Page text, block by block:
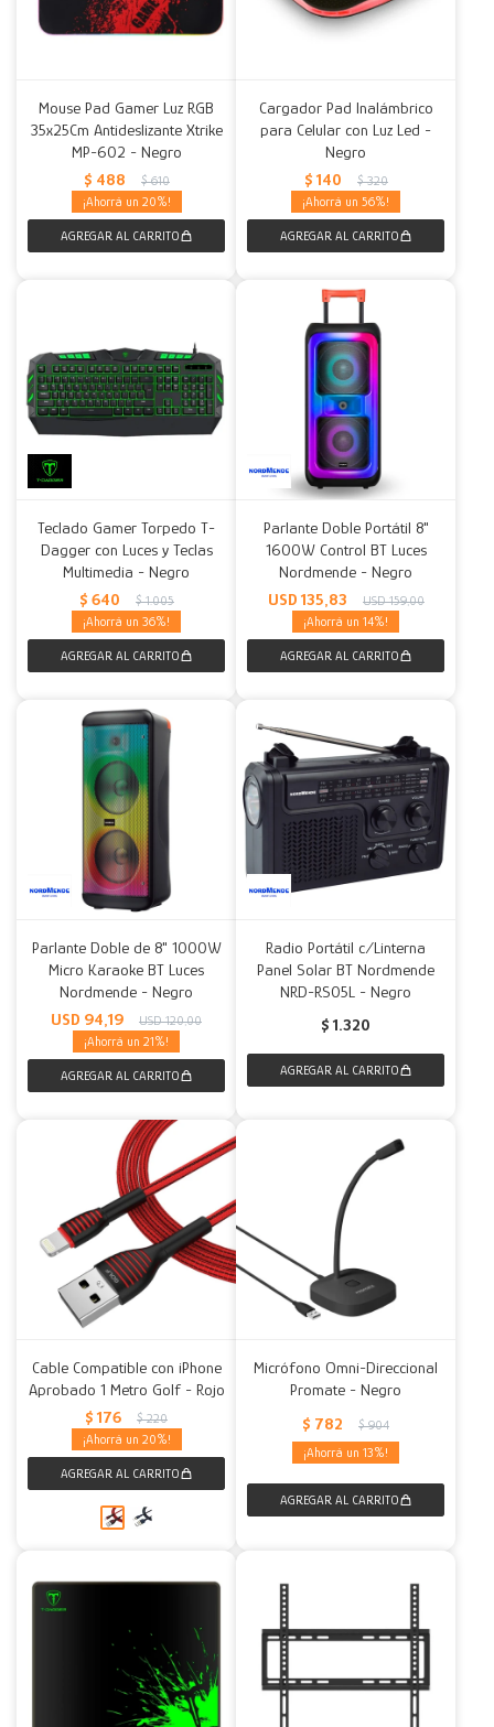
Mouse Pad Gamer Luz RGB
35x25Cm Antideslizante Xtrike
MP-602 - Negro
$ 488 $ 610
20
Cargador Pad Inalámbrico
para Celular con Luz Led -
Negro
$ 140 $ 320
56
Teclado Gamer Torpedo T-
Dagger con Luces y Teclas
Multimedia - Negro
$ 640 $ 1.005
36
Parlante Doble Portátil 8"
1600W Control BT Luces
Nordmende - Negro
USD 135,83 USD 159,00
14
Parlante Doble de 8" 1000W
Micro Karaoke BT Luces
Nordmende - Negro
USD 94,19 USD 120,00
21
Radio Portátil c/Linterna
Panel Solar BT Nordmende
NRD-RS05L - Negro
$ 1.320
Cable Compatible con iPhone
Aprobado 1 Metro Golf - Rojo
$ 176 $ 220
20
Micrófono Omni-Direccional
Promate - Negro
$ 782 $ 904
13